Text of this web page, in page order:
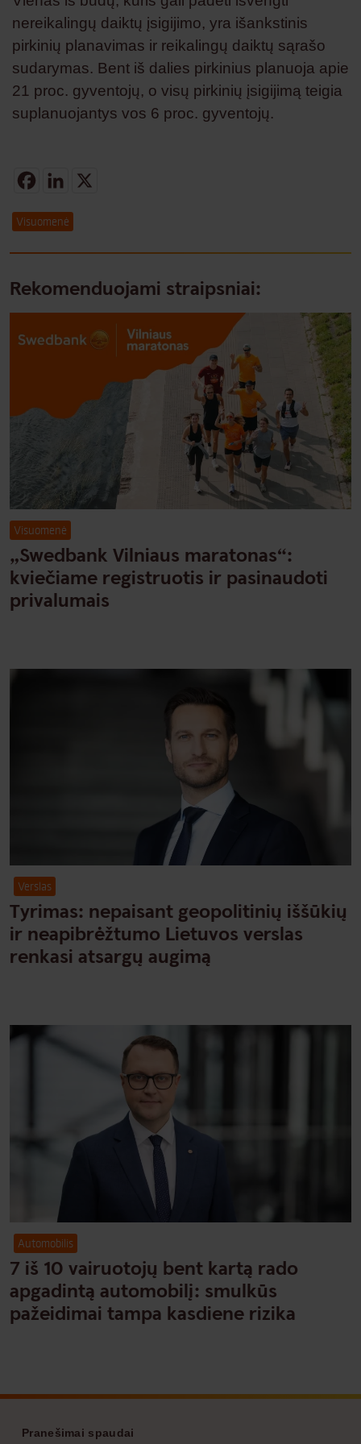
nereikalingų daiktų įsigijimo, yra išankstinis
pirkinių planavimas ir reikalingų daiktų sąrašo
sudarymas. Bent iš dalies pirkinius planuoja apie
21 proc. gyventojų, o visų pirkinių įsigijimą teigia
suplanuojantys vos 6 proc. gyventojų.
Facebook
LinkedIn
Visuomenė
Rekomenduojami straipsniai:
Visuomenė
„Swedbank Vilniaus maratonas“:
kviečiame registruotis ir pasinaudoti
privalumais
Verslas
Tyrimas: nepaisant geopolitinių iššūkių
ir neapibrėžtumo Lietuvos verslas
renkasi atsargų augimą
Automobilis
7 iš 10 vairuotojų bent kartą rado
apgadintą automobilį: smulkūs
pažeidimai tampa kasdiene rizika
Pranešimai spaudai